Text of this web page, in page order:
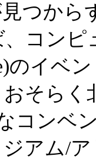
つから
コンピ
のイベ
そら
コンベ
アム/